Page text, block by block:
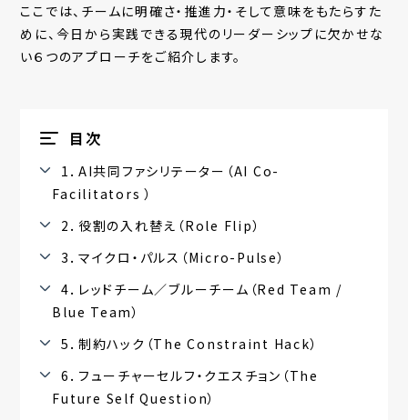
ここでは、チームに明確さ・推進力・そして意味をもたらすた
めに、今日から実践できる現代のリーダーシップに欠かせな
い６つのアプローチをご紹介します。
目次
1．AI共同ファシリテーター（AI Co-
Facilitators ）
2．役割の入れ替え（Role Flip）
3．マイクロ・パルス（Micro-Pulse）
4．レッドチーム／ブルーチーム（Red Team /
Blue Team）
5．制約ハック（The Constraint Hack）
6．フューチャーセルフ・クエスチョン（The
Future Self Question）